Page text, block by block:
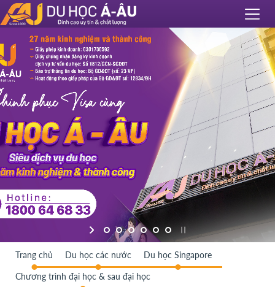
Trang chủ Du học các nước Du học Singapore
Chương trình đại học & sau đại học